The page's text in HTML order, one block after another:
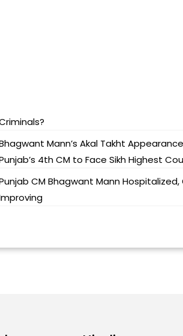
Mann’s Akal Takht
4th CM to Face Sikh Highest
CM Bhagwant Mann